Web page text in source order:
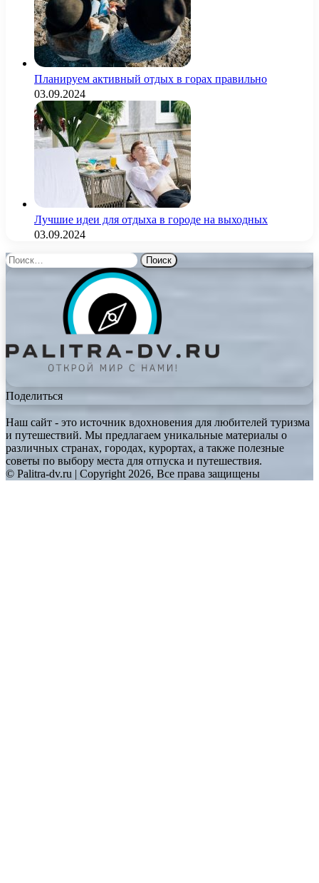
Планируем активный отдых в горах правильно
03.09.2024
Лучшие идеи для отдыха в городе на выходных
03.09.2024
Найти:
Поделиться
Наш сайт - это источник вдохновения для любителей туризма
и путешествий. Мы предлагаем уникальные материалы о
различных странах, городах, курортах, а также полезные
советы по выбору места для отпуска и путешествия.
© Palitra-dv.ru | Copyright 2026, Все права защищены